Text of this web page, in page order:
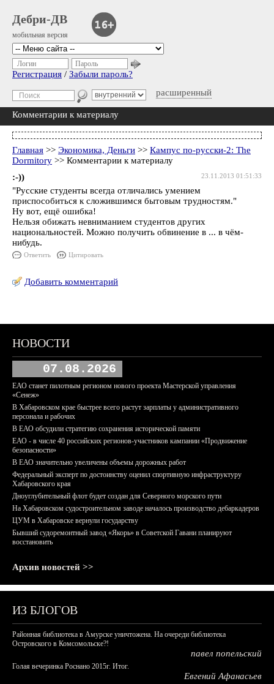
Дебри-ДВ
мобильная версия
расширенный
Логин Пароль
Регистрация / Забыли пароль?
Комментарии к материалу
Главная >> Экономика, Деньги >> Кампус по-русски-2: The
Dormitory >> Комментарии к материалу
23.11.2013 01:51:33
:-))
"Русские студенты всегда отличались умением
приспособиться к сложившимся бытовым трудностям."
Ну вот, ещё ошибка!
Нельзя обижать невниманием студентов других
национальностей. Можно получить обвинение в ... в чём-
нибудь.
Ответить Цитировать
Добавить комментарий
НОВОСТИ
07.08.2026
ЕАО станет пилотным регионом нового проекта Мастерской управления
«Сенеж»
В Хабаровском крае быстрее всего растут зарплаты у административного
персонала и рабочих
В ЕАО обсудили стратегию сохранения исторической памяти
ЕАО - в числе 40 российских регионов-участников кампании «Продвижение
безопасности»
В ЕАО значительно увеличены объемы дорожных работ
Федеральный эксперт по достоинству оценил спортивную инфраструктуру
Хабаровского края
Дноуглубительный флот будет создан для Северного морского пути
На Хабаровском судостроительном заводе началось производство дебаркадеров
ЦУМ в Хабаровске вернули государству
Бывший судоремонтный завод «Якорь» в Советской Гавани планируют
восстановить
Архив новостей >>
ИЗ БЛОГОВ
Районная библиотека в Амурске уничтожена. На очереди библиотека
Островского в Комсомольске?!
павел попельский
Голая вечеринка Роснано 2015г. Итог.
Евгений Афанасьев